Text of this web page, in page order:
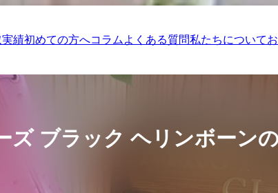
実績初めての方へコラム よくある質問私たちについて
ズ ブラック ヘリンボーン